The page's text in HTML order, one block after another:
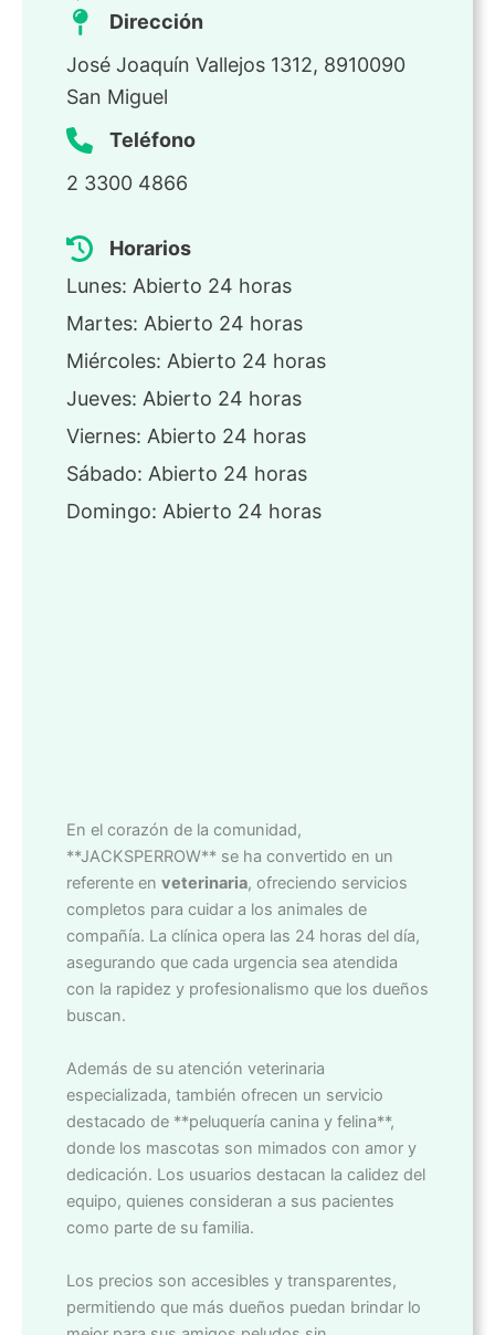
Dirección
José Joaquín Vallejos 1312, 8910090
San Miguel
Teléfono
2 3300 4866
Horarios
Lunes: Abierto 24 horas
Martes: Abierto 24 horas
Miércoles: Abierto 24 horas
Jueves: Abierto 24 horas
Viernes: Abierto 24 horas
Sábado: Abierto 24 horas
Domingo: Abierto 24 horas
En el corazón de la comunidad,
**JACKSPERROW** se ha convertido en un
referente en veterinaria, ofreciendo servicios
completos para cuidar a los animales de
compañía. La clínica opera las 24 horas del día,
asegurando que cada urgencia sea atendida
con la rapidez y profesionalismo que los dueños
buscan.
Además de su atención veterinaria
especializada, también ofrecen un servicio
destacado de **peluquería canina y felina**,
donde los mascotas son mimados con amor y
dedicación. Los usuarios destacan la calidez del
equipo, quienes consideran a sus pacientes
como parte de su familia.
Los precios son accesibles y transparentes,
permitiendo que más dueños puedan brindar lo